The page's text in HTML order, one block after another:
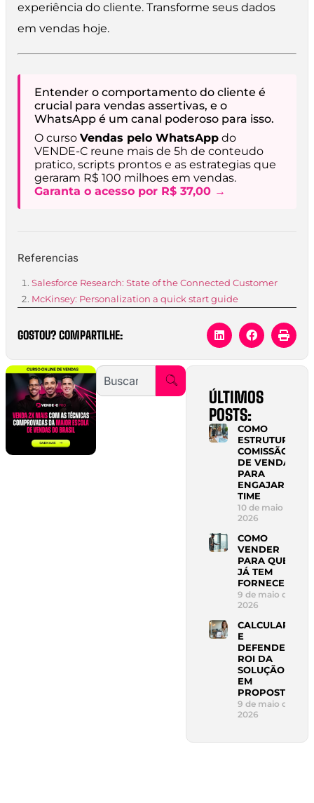
experiência do cliente. Transforme seus dados
em vendas hoje.
Entender o comportamento do cliente é
crucial para vendas assertivas, e o
WhatsApp é um canal poderoso para isso.
O curso Vendas pelo WhatsApp do
VENDE-C reune mais de 5h de conteudo
pratico, scripts prontos e as estrategias que
geraram R$ 100 milhoes em vendas.
Garanta o acesso por R$ 37,00 →
Referencias
Salesforce Research: State of the Connected Customer
McKinsey: Personalization a quick start guide
GOSTOU? COMPARTILHE:
ÚLTIMOS
POSTS:
COMO
ESTRUTURAR
COMISSÃO
DE VENDAS
PARA
ENGAJAR
TIME
10 de maio de
2026
COMO
VENDER
PARA QUEM
JÁ TEM
FORNECEDOR
9 de maio de
2026
CALCULAR
E
DEFENDER
ROI DA
SOLUÇÃO
EM
PROPOSTA
9 de maio de
2026